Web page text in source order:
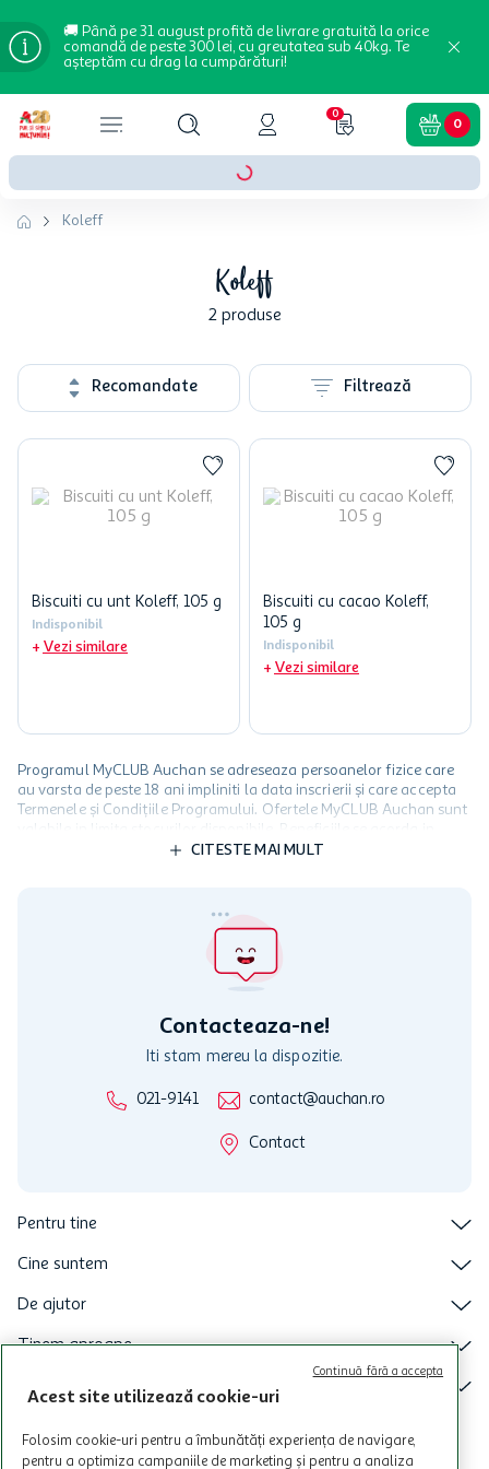
🚚 Până pe 31 august profită de livrare gratuită la orice
comandă de peste 300 lei, cu greutatea sub 40kg. Te
așteptăm cu drag la cumpărături!
0
0
Koleff
Koleff
2 produse
Recomandate Filtrează
Biscuiti cu unt Koleff, 105 g
Indisponibil
Vezi similare
Biscuiti cu cacao Koleff,
105 g
Indisponibil
Vezi similare
Programul MyCLUB Auchan se adreseaza persoanelor fizice care
au varsta de peste 18 ani impliniti la data inscrierii și care accepta
Termenele și Condițiile Programului. Ofertele MyCLUB Auchan sunt
limita a 12 unitati / card client o singura data in perioada promotiei.
activitati in afara celor mentionate in Termene si Conditii. Auchan
nu raspunde pentru imposibilitatea utilizarii Cardului in perioada in
care aceste este suspendat sau in perioada in care sunt efectuate
CITESTE MAI MULT
Contacteaza-ne!
Iti stam mereu la dispozitie.
021-9141 contact@auchan.ro
Contact
Pentru tine
Cine suntem
De ajutor
Tinem aproape
Categorii principale
Intra acum in aplicatia Auchan
Acest site utilizează cookie-uri
Folosim cookie-uri pentru a îmbunătăți experiența de navigare,
pentru a optimiza campaniile de marketing și pentru a analiza
Continuă fără a accepta